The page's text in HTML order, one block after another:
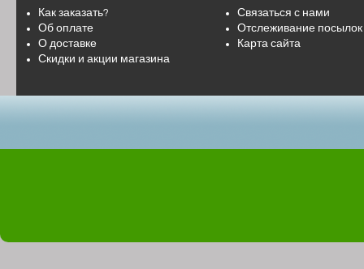
Как заказать?
Об оплате
О доставке
Скидки и акции магазина
Связаться с нами
Отслеживание посылок
Карта сайта